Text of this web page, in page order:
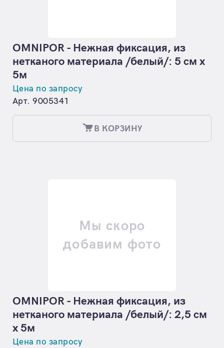
OMNIPOR - Нежная фиксация, из
нетканого материала /белый/: 5 см х
5м
Цена по запросу
Арт. 9005341
В КОРЗИНУ
Мы скоро
добавим фото
OMNIPOR - Нежная фиксация, из
нетканого материала /белый/: 2,5 см
х 5м
Цена по запросу